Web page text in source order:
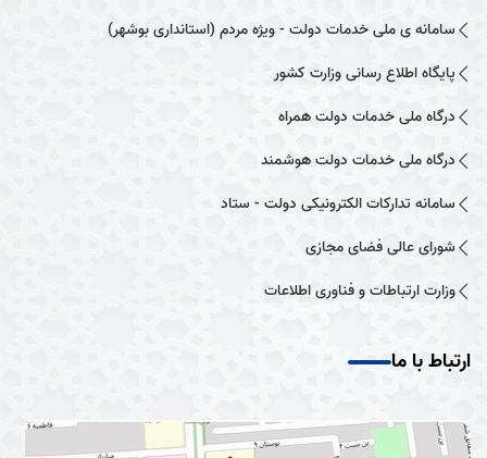
سامانه ی ملی خدمات دولت - ویژه مردم (استانداری بوشهر)
پایگاه اطلاع رسانی وزارت کشور
درگاه ملی خدمات دولت همراه
درگاه ملی خدمات دولت هوشمند
سامانه تدارکات الکترونیکی دولت - ستاد
شورای عالی فضای مجازی
وزارت ارتباطات و فناوری اطلاعات
ارتباط با ما